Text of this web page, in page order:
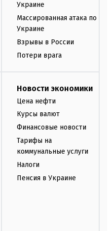
Украине
Массированная атака по
Украине
Взрывы в России
Потери врага
Новости экономики
Цена нефти
Курсы валют
Финансовые новости
Тарифы на
коммунальные услуги
Налоги
Пенсия в Украине